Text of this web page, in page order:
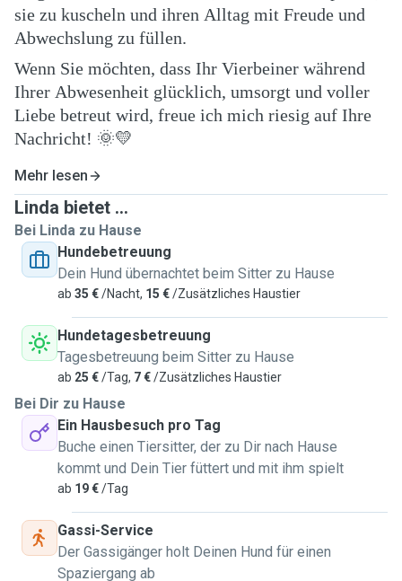
sie zu kuscheln und ihren Alltag mit Freude und
Abwechslung zu füllen.
Wenn Sie möchten, dass Ihr Vierbeiner während
Ihrer Abwesenheit glücklich, umsorgt und voller
Liebe betreut wird, freue ich mich riesig auf Ihre
Nachricht! 🌞💛
Mehr lesen
Linda bietet ...
Bei Linda zu Hause
Hundebetreuung
Dein Hund übernachtet beim Sitter zu Hause
ab 35 €/Nacht, 15 €/Zusätzliches Haustier
Hundetagesbetreuung
Tagesbetreuung beim Sitter zu Hause
ab 25 €/Tag, 7 €/Zusätzliches Haustier
Bei Dir zu Hause
Ein Hausbesuch pro Tag
Buche einen Tiersitter, der zu Dir nach Hause
kommt und Dein Tier füttert und mit ihm spielt
ab 19 €/Tag
Gassi-Service
Der Gassigänger holt Deinen Hund für einen
Spaziergang ab